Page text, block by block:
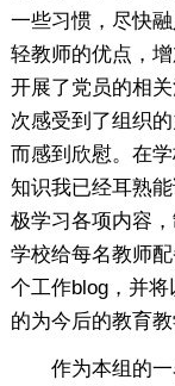
一些习惯，尽快
轻教师的优点，
开展了党员的相
次感受到了组织
而感到欣慰。在
知识我已经耳熟
极学习各项内容
学校给每名教师
个工作blog，并
的为今后的教育教
作为本组的一